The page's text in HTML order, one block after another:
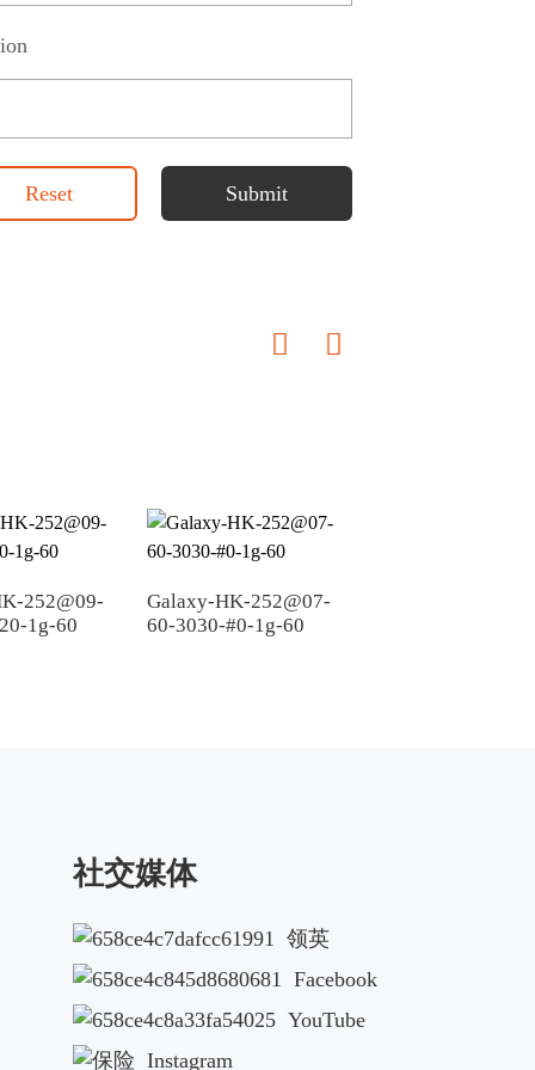
Reset Submit
252@09-
1g-60
Galaxy-HK-252@07-
60-3030-#0-1g-60
社交媒体
领英
Facebook
YouTube
Instagram